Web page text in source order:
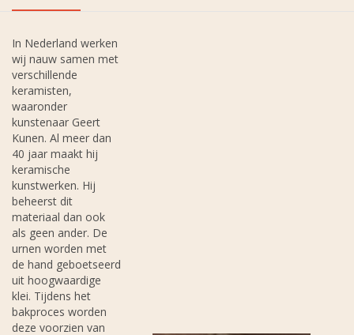
In Nederland werken
wij nauw samen met
verschillende
keramisten,
waaronder
kunstenaar Geert
Kunen. Al meer dan
40 jaar maakt hij
keramische
kunstwerken. Hij
beheerst dit
materiaal dan ook
als geen ander. De
urnen worden met
de hand geboetseerd
uit hoogwaardige
klei. Tijdens het
bakproces worden
deze voorzien van